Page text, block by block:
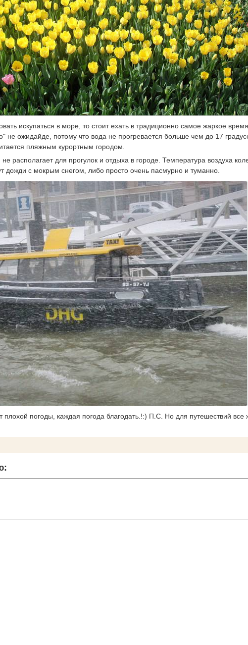
искупаться в море, то стоит ехать в традиционно самое жаркое
не ожидайде, потому что вода не прогревается больше чем до 17
пляжным курортным городом.
располагает для прогулок и отдыха в городе. Температура воздуха
дожди с мокрым снегом, либо просто очень пасмурно и туманно.
плохой погоды, каждая погода благодать.!:) П.С. Но для путешествий все